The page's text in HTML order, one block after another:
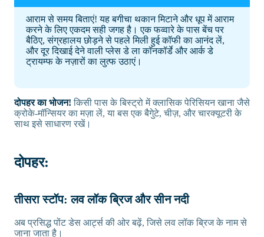
आराम से समय बिताएं! यह बगीचा थकान मिटाने और धूप में आराम
करने के लिए एकदम सही जगह है। एक फव्वारे के पास बेंच पर
बैठिए, संग्रहालय छोड़ने से पहले मिली हुई कॉफी का आनंद लें,
और दूर दिखाई देने वाली प्लेस डे ला कॉनकॉर्डे और आर्क डे
ट्रायम्फ के नज़ारों का लुत्फ उठाएं।
दोपहर का भोजन! किसी पास के बिस्ट्रो में क्लासिक पेरिसियन खाना जैसे
क्रोके-मॉन्सियर का मज़ा लें, या बस एक बैगुेटे, चीज़, और चारक्यूटरी के
साथ इसे साधारण रखें।
दोपहर:
तीसरा स्टॉप: लव लॉक ब्रिज और सीन नदी
अब प्रसिद्ध पोंट डेस आर्ट्स की ओर बढ़ें, जिसे लव लॉक ब्रिज के नाम से
जाना जाता है।